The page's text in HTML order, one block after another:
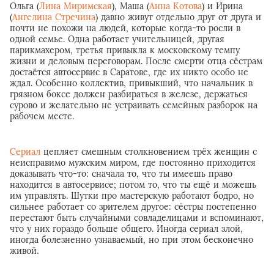
Ольга (Лина Миримская), Маша (Анна Котова) и Ирина
(Ангелина Стречина) давно живут отдельно друг от друга и
почти не похожи на людей, которые когда-то росли в
одной семье. Одна работает учительницей, другая
парикмахером, третья привыкла к московскому темпу
жизни и деловым переговорам. После смерти отца сёстрам
достаётся автосервис в Саратове, где их никто особо не
ждал. Особенно коллектив, привыкший, что начальник в
грязном боксе должен разбираться в железе, держаться
сурово и желательно не устраивать семейных разборок на
рабочем месте.
Сериал цепляет смешным столкновением трёх женщин с
неисправимо мужским миром, где постоянно приходится
доказывать что-то: сначала то, что ты имеешь право
находится в автосервисе; потом то, что ты ещё и можешь
им управлять. Шутки про мастерскую работают бодро, но
сильнее работает со зрителем другое: сёстры постепенно
перестают быть случайными совладелицами и вспоминают,
что у них гораздо больше общего. Иногда сериал злой,
иногда болезненно узнаваемый, но при этом бесконечно
живой.